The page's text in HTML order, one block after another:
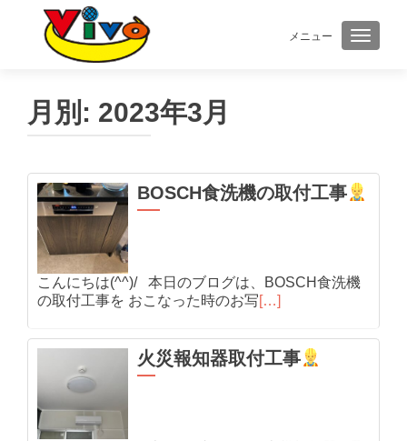
メニュー ナビゲ
月別: 2023年3月
BOSCH食洗機の取付工事
こんにちは(^^)/ 本日のブログは、BOSCH食洗機
の取付工事を おこなった時のお写[…]
火災報知器取付工事